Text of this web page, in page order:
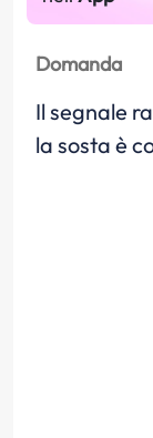
Domanda
Il segnale
la sosta è